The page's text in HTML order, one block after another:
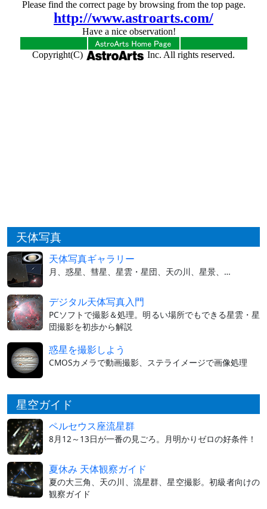
天体写真
天体写真ギャラリー
月、惑星、彗星、星雲・星団、天の川、星景、…
デジタル天体写真入門
PCソフトで撮影＆処理。明るい場所でもできる星雲・星
団撮影を初歩から解説
惑星を撮影しよう
CMOSカメラで動画撮影、ステライメージで画像処理
星空ガイド
ペルセウス座流星群
8月12～13日が一番の見ごろ。月明かりゼロの好条件！
夏休み 天体観察ガイド
夏の大三角、天の川、流星群、星空撮影。初級者向けの
観察ガイド